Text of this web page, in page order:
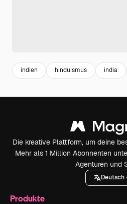
indien hinduismus india
Die kreative Plattform, um deine
Mehr als 1 Million Abonnenten
Agenturen und
Deutsch
Produkte